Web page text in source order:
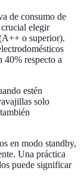
de consumo de
elegir
o superior).
40% respecto a
estén
solo
en modo standby,
Una práctica
puede significar